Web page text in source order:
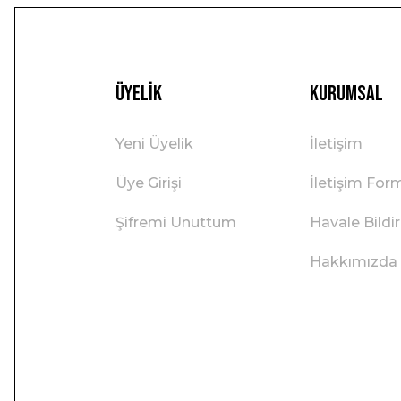
Üyelik
Yeni Üyelik
Üye Girişi
Şifremi Unuttum
Kurumsal
İletişim
İletişim
Havale
Hakkımızda